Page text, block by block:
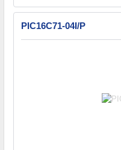
PIC16C71-04I/P